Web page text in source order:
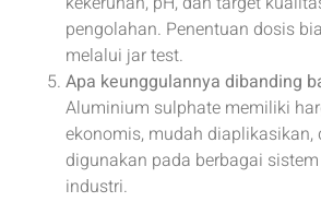
pengolahan. Penentuan dosis
melalui jar test.
Apa keunggulannya dibanding
Aluminium sulphate memiliki
ekonomis, mudah diaplikasikan,
digunakan pada berbagai
industri.